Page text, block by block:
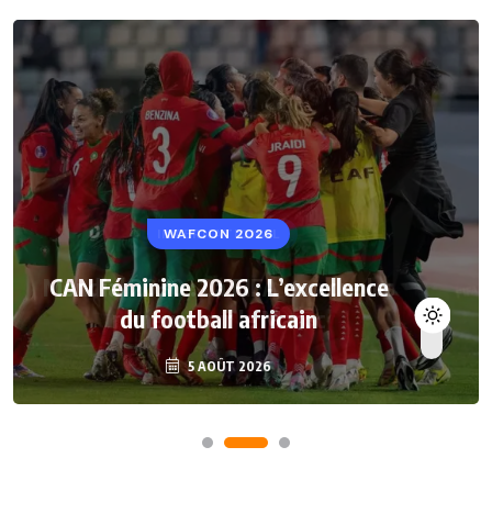
WAFCON 2026
CAN Féminine 2026 : L’excellence
du football africain
5 AOÛT 2026